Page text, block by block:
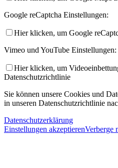
Google reCaptcha Einstellungen:
Hier klicken, um Google
Vimeo und YouTube Einstellungen:
Hier klicken, um
Datenschutzrichtlinie
Sie können unsere Cookies und
in unseren Datenschutzrichtlinie
Datenschutzerklärung
Einstellungen akzeptierenVerberge